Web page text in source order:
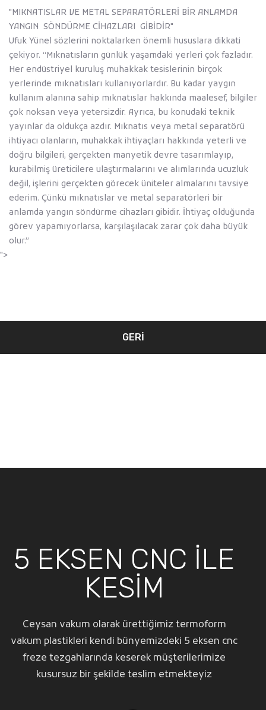
"MIKNATISLAR VE METAL SEPARATÖRLERİ BİR ANLAMDA
YANGIN SÖNDÜRME CİHAZLARI GİBİDİR"
Ufuk Yünel sözlerini noktalarken önemli hususlara dikkati
çekiyor. ‘‘Mıknatısların günlük yaşamdaki yerleri çok fazladır.
Her endüstriyel kuruluş muhakkak tesislerinin birçok
yerlerinde mıknatısları kullanıyorlardır. Bu kadar yaygın
kullanım alanına sahip mıknatıslar hakkında maalesef, bilgiler
çok noksan veya yetersizdir. Ayrıca, bu konudaki teknik
yayınlar da oldukça azdır. Mıknatıs veya metal separatörü
ihtiyacı olanların, muhakkak ihtiyaçları hakkında yeterli ve
doğru bilgileri, gerçekten manyetik devre tasarımlayıp,
kurabilmiş üreticilere ulaştırmalarını ve alımlarında ucuzluk
değil, işlerini gerçekten görecek üniteler almalarını tavsiye
ederim. Çünkü mıknatıslar ve metal separatörleri bir
anlamda yangın söndürme cihazları gibidir. İhtiyaç olduğunda
görev yapamıyorlarsa, karşılaşılacak zarar çok daha büyük
olur.’’
">
GERI
5 EKSEN CNC İLE
KESİM
Ceysan vakum olarak ürettiğimiz termoform
vakum plastikleri kendi bünyemizdeki 5 eksen cnc
freze tezgahlarında keserek müşterilerimize
kusursuz bir şekilde teslim etmekteyiz